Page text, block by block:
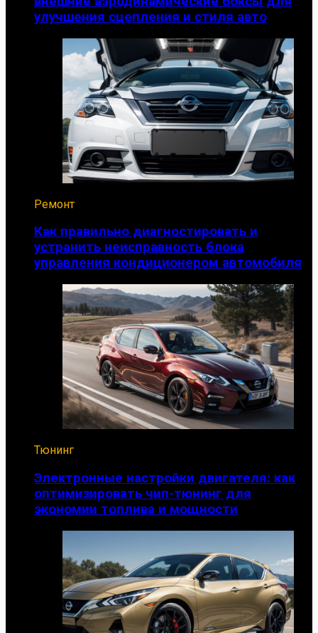
улучшения сцепления и стиля авто
Ремонт
Как правильно диагностировать и
устранить неисправность блока
управления кондиционером автомобиля
Тюнинг
Электронные настройки двигателя: как
оптимизировать чип-тюнинг для
экономии топлива и мощности